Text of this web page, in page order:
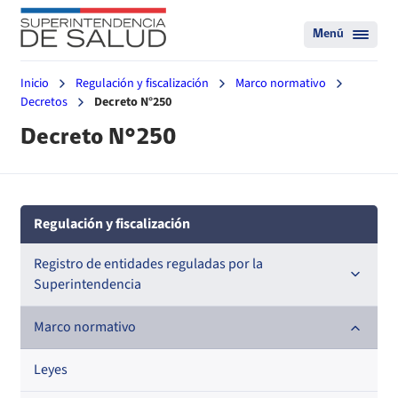
Menú
Inicio Regulación y fiscalización
Marco normativo
Decretos
Decreto N°250
Decreto N°250
Regulación y fiscalización
Registro de entidades reguladas por la
Superintendencia
Registro de Prestadores Acreditados
Nacional
Registro de Entidades Acreditadoras
Marco normativo
Leyes